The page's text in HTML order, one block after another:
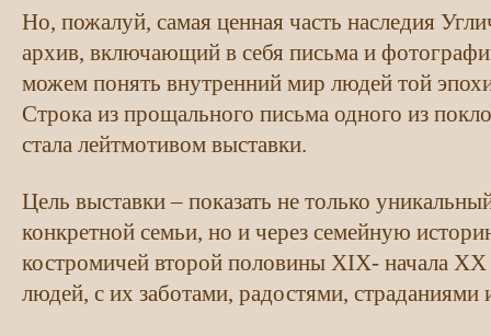
Но, пожалуй, самая ценная часть наследия
архив, включающий в себя письма и
можем понять внутренний мир людей той
Строка из прощального письма одного из
стала лейтмотивом выставки.
Цель выставки – показать не только
конкретной семьи, но и через семейную
костромичей второй половины XIX- начала
людей, с их заботами, радостями, страданиями